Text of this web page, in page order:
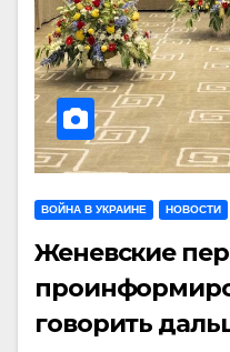
ВОЙНА В УКРАИНЕ НОВОСТИ
Женевские
говорить